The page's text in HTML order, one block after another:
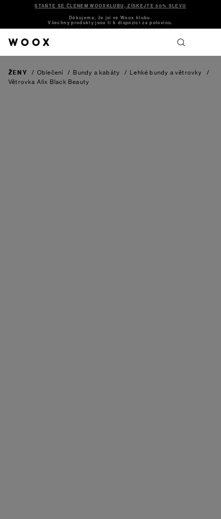
STAŇTE SE ČLENEM WOOXKLUBU, ZÍSKEJTE 50% SLEVU
Děkujeme, že jsi ve Woox klubu.
Všechny produkty jsou ti k dispozici za polovinu.
ŽENY / Oblečení / Bundy a kabáty / Lehké bundy a větrovky
/
Větrovka Alix Black Beauty